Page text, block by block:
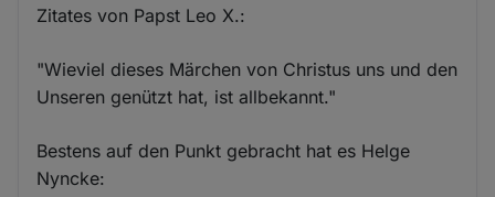
Zitates von Papst Leo X.:
"Wieviel dieses Märchen von Christus uns und den
Unseren genützt hat, ist allbekannt."
Bestens auf den Punkt gebracht hat es Helge
Nyncke: